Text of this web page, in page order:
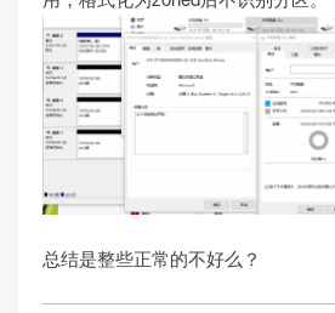
总结是整些正常的不好么？